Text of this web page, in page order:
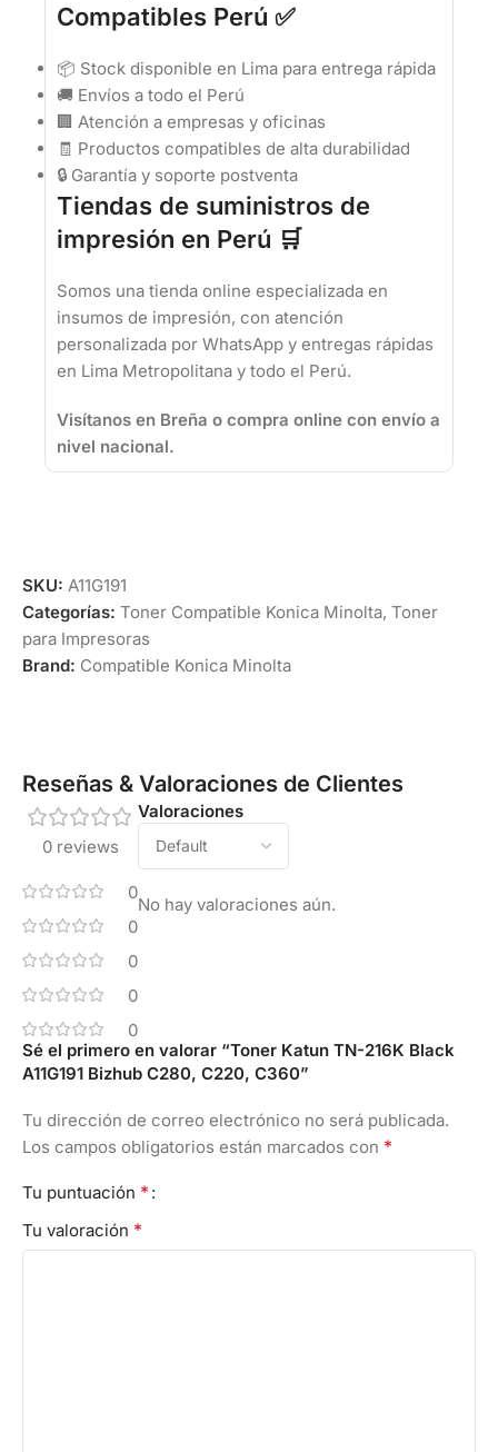
Compatibles Perú ✅
📦 Stock disponible en Lima para entrega rápida
🚚 Envíos a todo el Perú
🏢 Atención a empresas y oficinas
🧾 Productos compatibles de alta durabilidad
🔒 Garantía y soporte postventa
Tiendas de suministros de
impresión en Perú 🛒
Somos una tienda online especializada en
insumos de impresión, con atención
personalizada por WhatsApp y entregas rápidas
en Lima Metropolitana y todo el Perú.
Visítanos en Breña o compra online con envío a
nivel nacional.
SKU: A11G191
Categorías: Toner Compatible Konica Minolta, Toner
para Impresoras
Brand: Compatible Konica Minolta
Reseñas & Valoraciones de Clientes
0 reviews
0
0
0
0
0
Valoraciones
No hay valoraciones aún.
Sé el primero en valorar “Toner Katun TN-216K Black
A11G191 Bizhub C280, C220, C360”
Tu dirección de correo electrónico no será publicada.
Los campos obligatorios están marcados con *
Tu puntuación *
Tu valoración *